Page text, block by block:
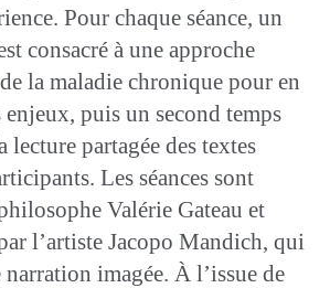
Pour chaque séance, un
consacré à une approche
la maladie chronique pour en
puis un second temps
lecture partagée des textes
Les séances sont
Valérie Gateau et
l’artiste Jacopo Mandich, qui
imagée. À l’issue de